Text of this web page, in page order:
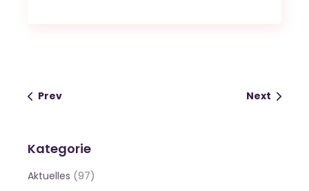
Prev Next
Kategorie
Aktuelles (97)